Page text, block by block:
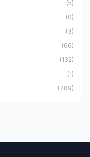
(5)
(0)
(3)
(66)
(132)
(1)
(289)